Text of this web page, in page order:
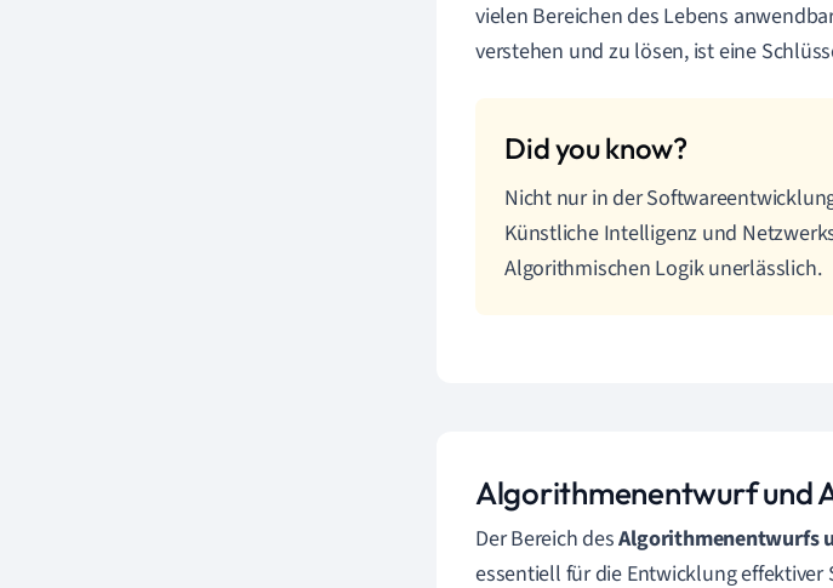
vielen Bereichen des Lebens
verstehen und zu lösen, ist eine
Nicht nur in der
Künstliche Intelligenz und
Algorithmischen Logik unerlässlich.
Algorithmenentwurf und
Der Bereich desAlgorithmenentwurfs
essentiell für die Entwicklung